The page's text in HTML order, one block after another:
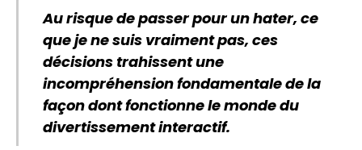
Au risque de passer pour un hater, ce
que je ne suis vraiment pas, ces
décisions trahissent une
incompréhension fondamentale de la
façon dont fonctionne le monde du
divertissement interactif.